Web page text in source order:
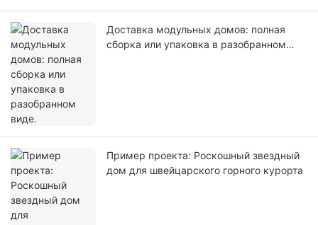
Доставка модульных домов: полная
сборка или упаковка в разобранном
Пример проекта: Роскошный звездный
дом для швейцарского горного курорта